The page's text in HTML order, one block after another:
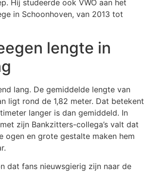
Hij studeerde ook VWO aan het
in Schoonhoven, van 2013 tot
lengte in
lang. De gemiddelde lengte van
ligt rond de 1,82 meter. Dat betekent
langer is dan gemiddeld. In
zijn Bankzitters-collega’s valt dat
ogen en grote gestalte maken hem
dat fans nieuwsgierig zijn naar de